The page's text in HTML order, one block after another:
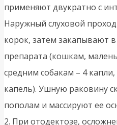
применяют двукратно с
Наружный слуховой
корок, затем закапывают
препарата (кошкам,
средним собакам – 4
капель). Ушную раковину
пополам и массируют ее
2. При отодектозе,